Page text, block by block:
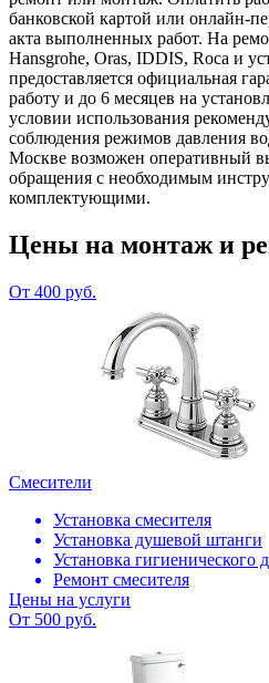
банковской картой или
акта выполненных работ. На
Hansgrohe, Oras, IDDIS, Roca и
предоставляется официальная
работу и до 6 месяцев на
условии использования
соблюдения режимов давления
Москве возможен оперативный
обращения с необходимым
комплектующими.
Цены на монтаж и
От 400 руб.
Смесители
Установка смесителя
Установка душевой штанги
Установка гигиенического
Ремонт смесителя
Цены на услуги
От 500 руб.